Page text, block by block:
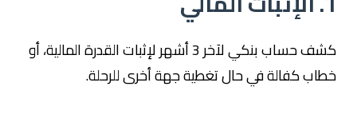
كشف حساب بنكي لآخر 3 أشهر لإثبات القدرة المالية، أو
خطاب كفالة في حال تغطية جهة أخرى للرحلة.